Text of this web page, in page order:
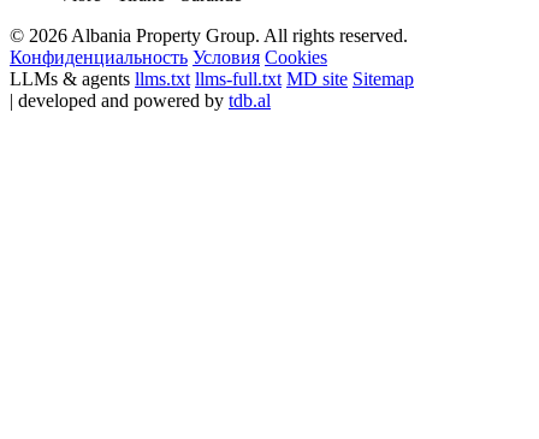
© 2026 Albania Property Group. All rights reserved.
Конфиденциальность Условия Cookies
LLMs & agents llms.txt llms-full.txt MD site Sitemap
| developed and powered by tdb.al